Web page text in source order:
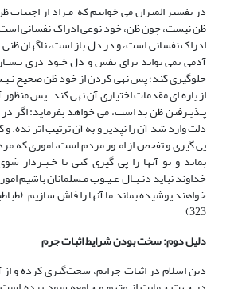
در تفسیر المیزان می خوانیم که مـراد از
ظن نیست، چون ظن، خود نوعى ادراک نفسانى
ادراک نفسانى است، و در دل باز است، ناگهان
آدمى نمى تواند براى نفس و دل خـود درى
جلوگیرى کند؛ پس نهى کردن از خود ظن صحیح
از پاره اى مقدمات اختیارى آن نهى کند. پس منظور
پـذیـرفتن ظن بد است، مى خواهد بفرماید: اگر
دلت وارد شد آن را نپذیر و به آن ترتیب اثر
پى گیرى و تفحص از امـور مردم است، امورى که
بماند و تو آنها را پى گیرى کنى تا
خداوند نباید دنـبـال عـیـوب مـسلمانان باشیم
323)
دلیل دوم: سخت بودن شرایط اثبات جرم
دین اسلام در اثبات جرایم، سخت‌گیری کرده و